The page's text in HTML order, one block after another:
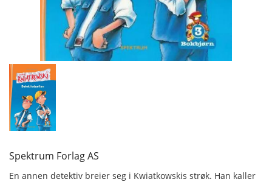
Spektrum Forlag AS
En annen detektiv breier seg i Kwiatkowskis strøk. Han kaller